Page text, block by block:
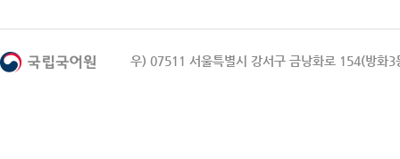
우) 07511 서울특별시 강서구 금낭화로 154(방화3